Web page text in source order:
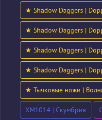
★ Shadow Daggers |
★ Shadow Daggers |
★ Shadow Daggers |
★ Shadow Daggers |
★ Тычковые ножи |
XM1014 | Скумбрия